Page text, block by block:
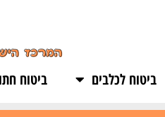
ביטוח לכלבים ביטוח